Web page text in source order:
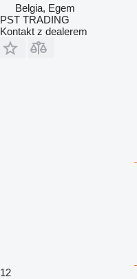
Belgia, Egem
PST TRADING
Kontakt z dealerem
12